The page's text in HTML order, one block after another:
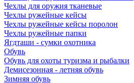
Чехлы для оружия тканевые
Чехлы ружейные кейсы
Чехлы ружейные кейсы поролон
Чехлы ружейные папки
Ягдташи - сумки охотника
Обувь
Обувь для охоты туризма и рыбалки
Демисезонная - летняя обувь
Зимняя обувь